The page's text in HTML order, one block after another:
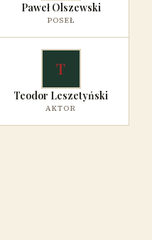
Paweł Olszewski
POSEŁ
T
Teodor Leszetyński
AKTOR